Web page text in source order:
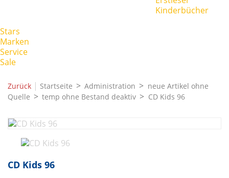
Kinderbücher
Stars
Marken
Service
Sale
Zurück | Startseite Administration
neue Artikel ohne
Quelle
temp ohne Bestand deaktiv CD Kids 96
CD Kids 96